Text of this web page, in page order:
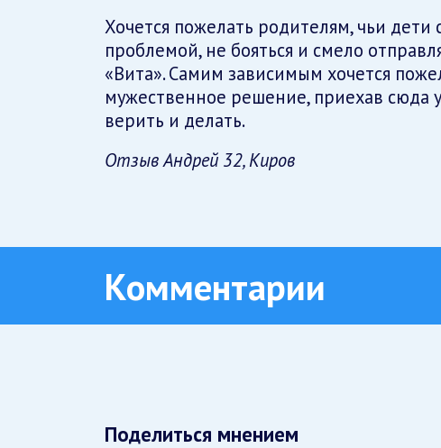
Хочется пожелать родителям, чьи дети
проблемой, не бояться и смело
«Вита». Самим зависимым хочется
мужественное решение, приехав сюда у
верить и делать.
Отзыв Андрей 32, Киров
Комментарии
Поделиться мнением